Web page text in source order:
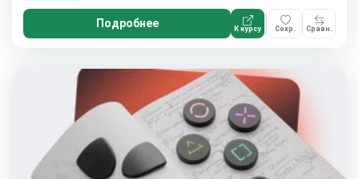
Подробнее К курсу Сохр. Сравн.